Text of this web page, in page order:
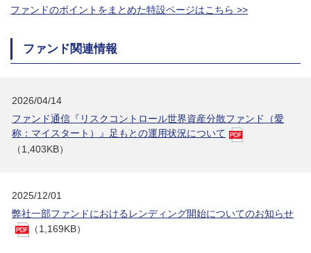
ファンドのポイントをまとめた特設ページはこちら >>
ファンド関連情報
2026/04/14
ファンド通信『リスクコントロール世界資産分散ファンド（愛
称：マイスタート）』足もとの運用状況について
（1,403KB）
2025/12/01
弊社一部ファンドにおけるレンディング開始についてのお知らせ
（1,169KB）